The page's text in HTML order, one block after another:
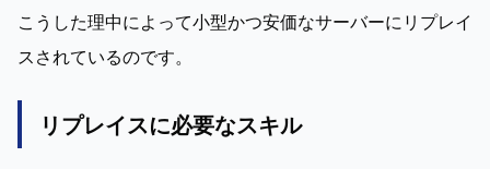
こうした理中によって小型かつ安価なサーバーにリプレイ
スされているのです。
リプレイスに必要なスキル